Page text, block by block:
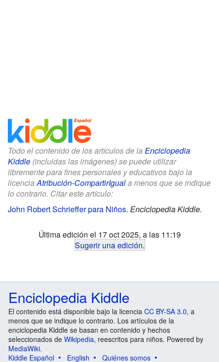
Todo el contenido de los artículos de la Enciclopedia
Kiddle (incluidas las imágenes) se puede utilizar
libremente para fines personales y educativos bajo la
licenciaAtribución-CompartirIguala menos que se indique
lo contrario. Citar este artículo:
John Robert Schrieffer para Niños. Enciclopedia Kiddle.
Última edición el 17 oct 2025, a las 11:19
Sugerir una edición.
Enciclopedia Kiddle
El contenido está disponible bajo la licencia CC BY-SA 3.0, a
menos que se indique lo contrario. Los artículos de la
enciclopedia Kiddle se basan en contenido y hechos
seleccionados de Wikipedia, reescritos para niños. Powered by
MediaWiki.
Kiddle Español
English Quiénes somos